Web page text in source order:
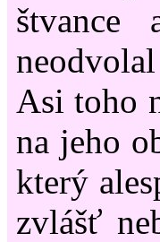
Asi toho
na jeho
který
zvlášť